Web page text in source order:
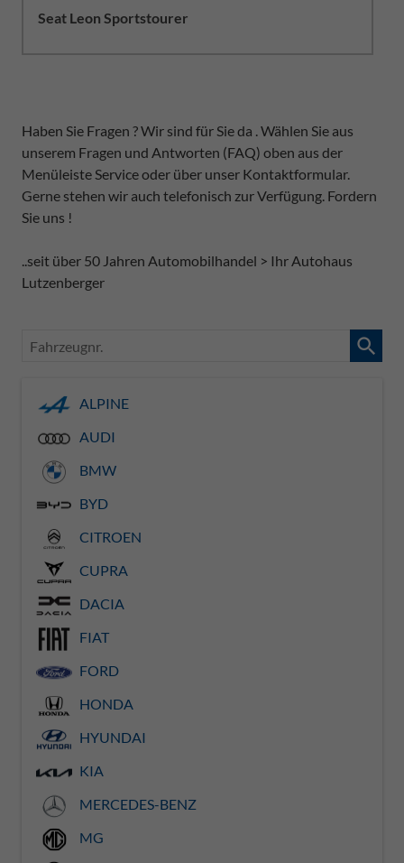
Seat Leon Sportstourer
Haben Sie Fragen ? Wir sind für Sie da . Wählen Sie aus
unserem Fragen und Antworten (FAQ) oben aus der
Menüleiste Service oder über unser Kontaktformular.
Gerne stehen wir auch telefonisch zur Verfügung. Fordern
Sie uns !
..seit über 50 Jahren Automobilhandel > Ihr Autohaus
Lutzenberger
Fahrzeugnr.
ALPINE
AUDI
BMW
BYD
CITROEN
CUPRA
DACIA
FIAT
FORD
HONDA
HYUNDAI
KIA
MERCEDES-BENZ
MG